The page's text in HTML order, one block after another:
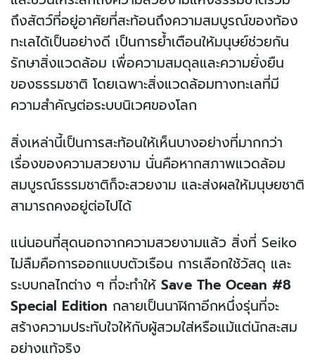
ถึงสัตว์ที่อยู่อาศัยที่สะท้อนถึงความสมบูรณ์ของท้อง
ทะเลได้เป็นอย่างดี เป็นการย้ำเตือนให้มนุษย์ช่วยกัน
รักษาสิ่งแวดล้อม เพื่อความสมดุลและความยั่งยืน
ของธรรมชาติ โดยเฉพาะสิ่งแวดล้อมทางทะเลที่มี
ความสำคัญต่อระบบนิเวศของโลก
สิ่งเหล่านี้เป็นการสะท้อนให้เห็นบางอย่างที่มากกว่า
เรื่องของความสวยงาม นั่นคือหากสภาพแวดล้อม
สมบูรณ์ธรรมชาติก็จะสวยงาม และส่งผลให้มนุษยชาติ
สามารถคงอยู่ต่อไปได้
แน่นอนที่สุดนอกจากความสวยงามแล้ว สิ่งที่ Seiko
ไม่ลืมคือการออกแบบตัวเรือน การเลือกใช้วัสดุ และ
ระบบกลไกต่าง ๆ ที่จะทำให้ Save The Ocean #8
Special Edition กลายเป็นนาฬิกาอีกหนึ่งรุ่นที่จะ
สร้างความประทับใจให้กับผู้สวมใส่หรือแม้แต่นักสะสม
อย่างแท้จริง